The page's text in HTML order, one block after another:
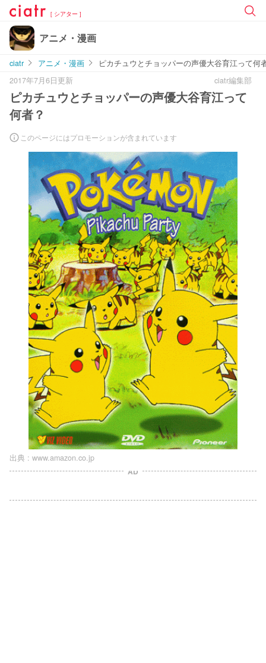
[ シアター ]
アニメ・漫画
ciatr アニメ・漫画
ピカチュウとチョッパーの声優大谷育江って何
2017年7月6日更新
ciatr編集部
ピカチュウとチョッパーの声優大谷育江って
何者？
このページにはプロモーションが含まれています
出典 : www.amazon.co.jp
AD